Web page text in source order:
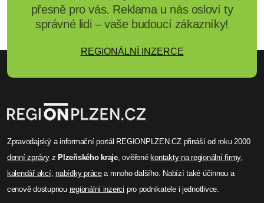
přesně pro vás. Reklama u nás osloví ty
správné lidi – vaše budoucí zákazníky!
REGIONÁLNÍ INZERCE
Zpravodajský a informační portál REGIONPLZEN.CZ přináší od roku 2000
denní zprávyzPlzeňského kraje, ověřenékontakty na regionální firmy,
kalendář akcí,nabídky prácea mnoho dalšího. Nabízí také účinnou a
cenově dostupnou regionální inzerci pro podnikatele i jednotlivce.